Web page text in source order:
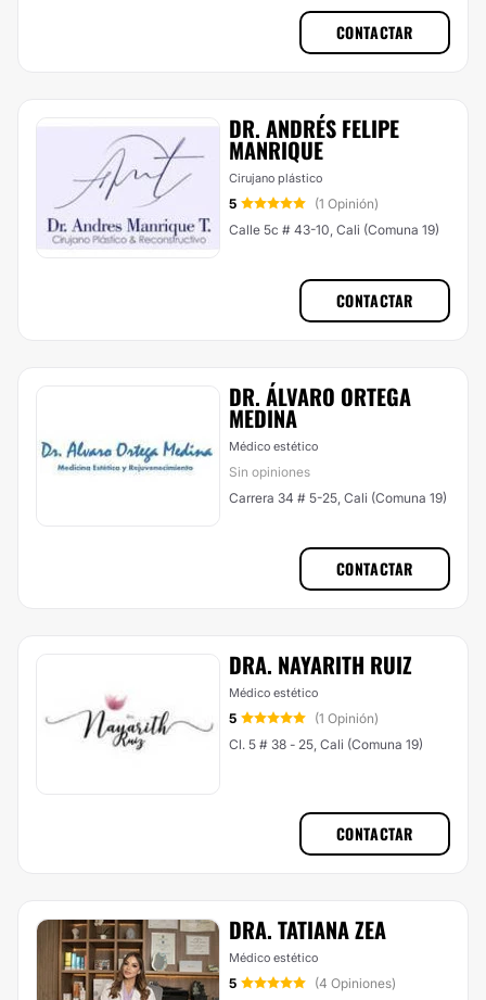
CONTACTAR
DR. ANDRÉS FELIPE
MANRIQUE
Cirujano plástico
5
(1 Opinión)
Calle 5c # 43-10, Cali (Comuna 19)
CONTACTAR
DR. ÁLVARO ORTEGA
MEDINA
Médico estético
Sin opiniones
Carrera 34 # 5-25, Cali (Comuna 19)
CONTACTAR
DRA. NAYARITH RUIZ
Médico estético
5
(1 Opinión)
Cl. 5 # 38 - 25, Cali (Comuna 19)
CONTACTAR
DRA. TATIANA ZEA
Médico estético
5 (4 Opiniones)